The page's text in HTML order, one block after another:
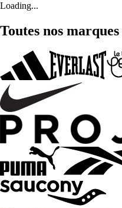
Loading...
Toutes nos marques